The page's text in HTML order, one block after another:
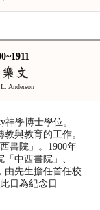
文
Anderson
神學博士學位。
與教育的工作。
書院」。1900年
中西書院」、
由先生擔任首任校
日為紀念日